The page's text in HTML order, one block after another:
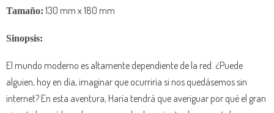
Tamaño: 130 mm x 180 mm
Sinopsis:
El mundo moderno es altamente dependiente de la red. ¿Puede
alguien, hoy en día, imaginar que ocurriría si nos quedásemos sin
internet? En esta aventura, Haría tendrá que averiguar por qué el gran